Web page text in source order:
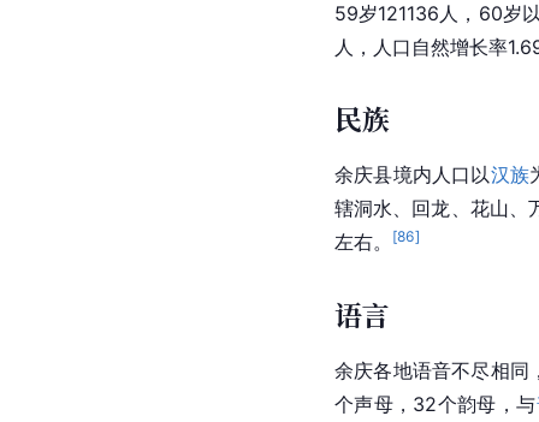
59岁121136人，60岁
人，人口自然增长率
民族
余庆县境内人口以汉族
辖洞水、回龙、花山、
左右。
[86]
语言
余庆各地语音不尽相同
个声母 ，32个韵母 ，与